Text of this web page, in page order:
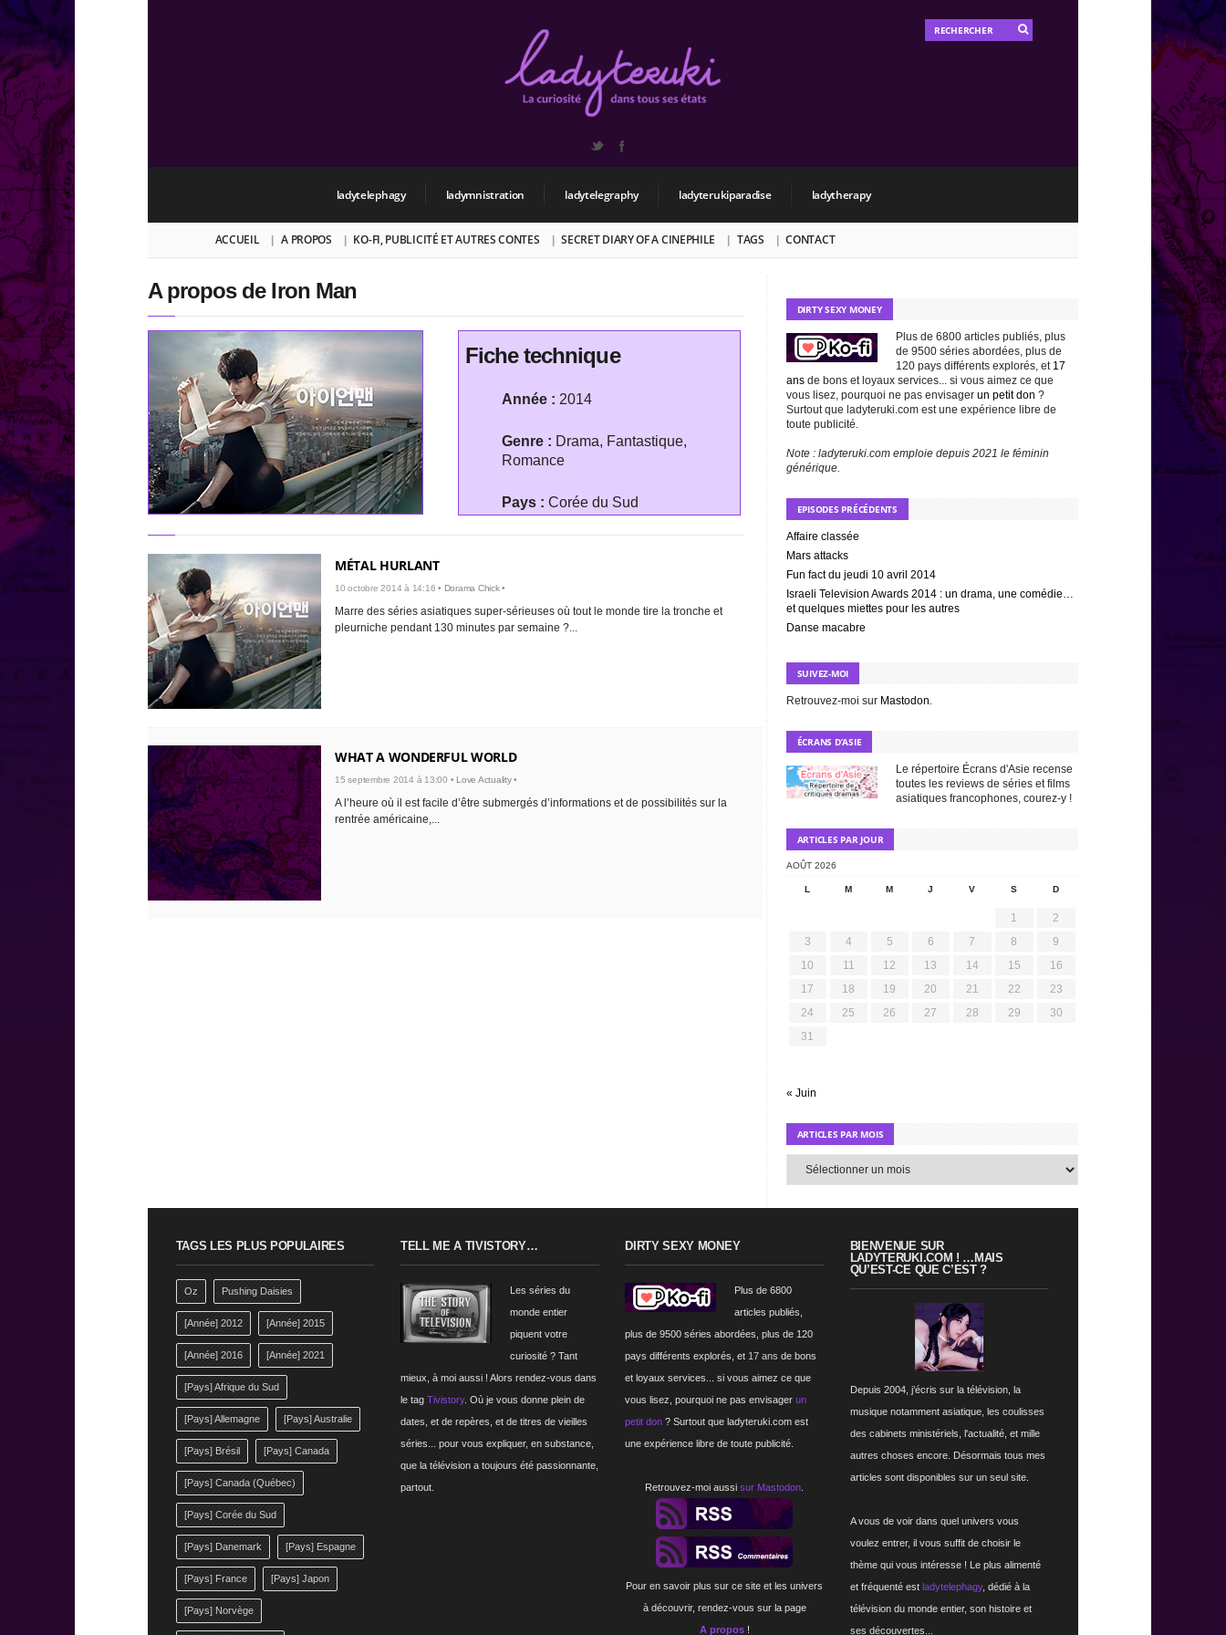
ladytelephagy ladymnistration ladytelegraphy ladyterukiparadise ladytherapy
ACCUEIL A PROPOS KO-FI, PUBLICITÉ ET AUTRES CONTES SECRET DIARY OF A CINEPHILE TAGS CONTACT
A propos de Iron Man
Fiche technique
Année : 2014
Genre : Drama, Fantastique,
Romance
Pays : Corée du Sud
MÉTAL HURLANT
10 octobre 2014 à 14:16 • Dorama Chick•
Marre des séries asiatiques super-sérieuses où tout le monde tire la tronche et
pleurniche pendant 130 minutes par semaine ?...
WHAT A WONDERFUL WORLD
15 septembre 2014 à 13:00 • Love Actuality•
A l’heure où il est facile d’être submergés d’informations et de possibilités sur la
rentrée américaine,...
DIRTY SEXY MONEY
Plus de 6800 articles publiés, plus
de 9500 séries abordées, plus de
120 pays différents explorés, et 17
ansde bons et loyaux services... si vous aimez ce que
vous lisez, pourquoi ne pas envisager un petit don ?
Surtout que ladyteruki.com est une expérience libre de
toute publicité.
Note : ladyteruki.com emploie depuis 2021 le féminin
générique.
EPISODES PRÉCÉDENTS
Affaire classée
Mars attacks
Fun fact du jeudi 10 avril 2014
Israeli Television Awards 2014 : un drama, une comédie…
et quelques miettes pour les autres
Danse macabre
SUIVEZ-MOI
Retrouvez-moi sur Mastodon
ÉCRANS D’ASIE
Le répertoire Écrans d'Asie recense
toutes les reviews de séries et films
asiatiques francophones, courez-y !
ARTICLES PAR JOUR
AOÛT 2026
L M M J V S D
1
2
3
4 5 6 7 8
9
10
11 12 13 14 15
16
17
18 19 20 21 22
23
24
25 26 27 28 29
30
31
« Juin
ARTICLES PAR MOIS
mois
TAGS LES PLUS POPULAIRES
Oz Pushing Daisies
[Année] 2012 [Année] 2015
[Année] 2016 [Année] 2021
[Pays] Afrique du Sud
[Pays] Allemagne [Pays] Australie
[Pays] Brésil [Pays] Canada
[Pays] Canada (Québec)
[Pays] Corée du Sud
[Pays] Danemark [Pays] Espagne
[Pays] France [Pays] Japon
[Pays] Norvège
TELL ME A TIVISTORY…
Les séries du
monde entier
piquent votre
curiosité ? Tant
mieux, à moi aussi ! Alors rendez-vous dans
le tag Tivistory. Où je vous donne plein de
dates, et de repères, et de titres de vieilles
séries... pour vous expliquer, en substance,
que la télévision a toujours été passionnante,
partout.
DIRTY SEXY MONEY
Plus de 6800
articles publiés,
plus de 9500 séries abordées, plus de 120
pays différents explorés, et 17 ans de bons
et loyaux services... si vous aimez ce que
vous lisez, pourquoi ne pas envisagerun
petit don ? Surtout que ladyteruki.com est
une expérience libre de toute publicité.
Retrouvez-moi aussisur Mastodon
Pour en savoir plus sur ce site et les univers
à découvrir, rendez-vous sur la page
A propos!
BIENVENUE SUR
LADYTERUKI.COM ! …MAIS
QU’EST-CE QUE C’EST ?
Depuis 2004, j’écris sur la télévision, la
musique notamment asiatique, les coulisses
des cabinets ministériels, l'actualité, et mille
autres choses encore. Désormais tous mes
articles sont disponibles sur un seul site.
A vous de voir dans quel univers vous
voulez entrer, il vous suffit de choisir le
thème qui vous intéresse ! Le plus alimenté
et fréquenté est ladytelephagy, dédié à la
télévision du monde entier, son histoire et
ses découvertes...